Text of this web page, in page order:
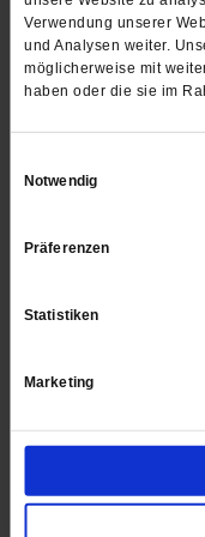
Verwendung unserer
und Analysen weiter.
möglicherweise mit
haben oder die sie im
Notwendig
Präferenzen
Statistiken
Marketing
die Nutzung auf
können das E-
Sie haben
Leserservice:
Montag bis Freitag
Die häufigsten